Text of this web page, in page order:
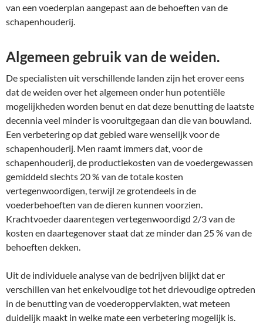
van een voederplan aangepast aan de behoeften van de
schapenhouderij.
Algemeen gebruik van de weiden.
De specialisten uit verschillende landen zijn het erover eens
dat de weiden over het algemeen onder hun potentiële
mogelijkheden worden benut en dat deze benutting de laatste
decennia veel minder is vooruitgegaan dan die van bouwland.
Een verbetering op dat gebied ware wenselijk voor de
schapenhouderij. Men raamt immers dat, voor de
schapenhouderij, de productiekosten van de voedergewassen
gemiddeld slechts 20 % van de totale kosten
vertegenwoordigen, terwijl ze grotendeels in de
voederbehoeften van de dieren kunnen voorzien.
Krachtvoeder daarentegen vertegenwoordigd 2/3 van de
kosten en daartegenover staat dat ze minder dan 25 % van de
behoeften dekken.
Uit de individuele analyse van de bedrijven blijkt dat er
verschillen van het enkelvoudige tot het drievoudige optreden
in de benutting van de voederoppervlakten, wat meteen
duidelijk maakt in welke mate een verbetering mogelijk is.